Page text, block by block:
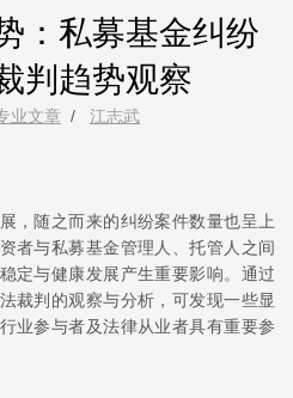
：私募基金纠纷
判趋势观察
业文章 / 江志武
，随之而来的纠纷案件数量也呈上
者与私募基金管理人、托管人之间
定与健康发展产生重要影响。通过
裁判的观察与分析，可发现一些显
业参与者及法律从业者具有重要参